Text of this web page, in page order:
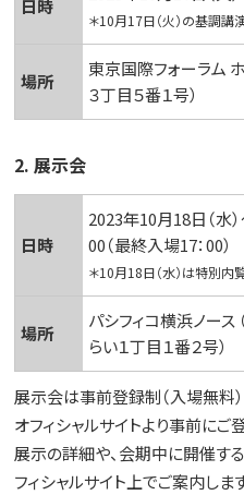
日時
＊10月17日（火）の基調講
場所
東京国際フォーラム
３丁目５番１号）
2. 展示会
日時
2023年10月18日（水）
00（最終入場17：00）
＊10月18日（水）は特別内
場所
パシフィコ横浜ノー
らい１丁目１番２号）
展示会は事前登録制（入場無料）
オフィシャルサイトより事前にご
展示の詳細や、会期中に開催す
フィシャルサイト上でご案内します